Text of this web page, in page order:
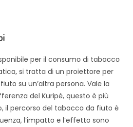
per il consumo di tabacco
si tratta di un proiettore per
su un’altra persona. Vale la
del Kuripé, questo è più
il percorso del tabacco da fiuto è
l’impatto e l’effetto sono